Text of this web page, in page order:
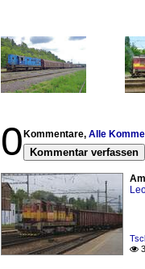
0 Kommentare, Alle
Kommentar verfassen
